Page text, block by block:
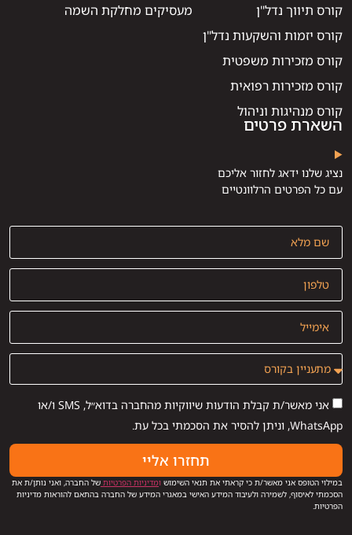
קורס תיווך נדל"ן
קורס יזמות והשקעות נדל"ן
קורס מזכירות משפטית
קורס מזכירות רפואית
קורס מנהיגות וניהול
מעסיקים מחלקת השמה
השארת פרטים
נציג שלנו ידאג לחזור אליכם
עם כל הפרטים הרלוונטיים
אני מאשר/ת קבלת הודעות שיווקיות מהחברה בדוא״ל, SMS ו/או
WhatsApp, וניתן להסיר את הסכמתי בכל עת.
תחזרו אליי
במילוי הטופס אני מאשר/ת כי קראתי את תנאי השימוש ומדיניות הפרטיות של החברה, ואני נותן/ת את
הסכמתי לאיסוף, לשמירה ולעיבוד המידע האישי במאגרי המידע של החברה בהתאם להוראות מדיניות
הפרטיות.